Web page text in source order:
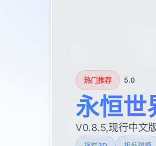
热门推荐 5.0
永恒
V0.8.5,现行中文